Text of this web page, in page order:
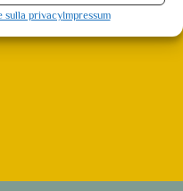
sulla privacyImpressum